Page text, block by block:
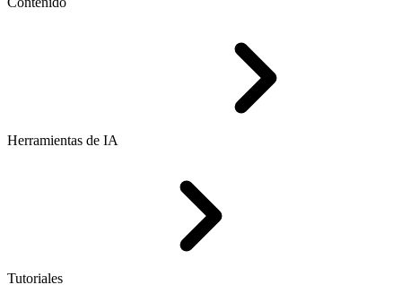
Herramientas de IA
Tutoriales